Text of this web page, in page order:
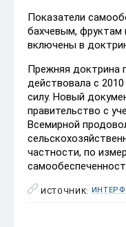
Показатели
бахчевым, фруктам
включены в
Прежняя доктрина
действовала с
силу. Новый
правительство с
Всемирной
частности, по
ИСТОЧНИК: